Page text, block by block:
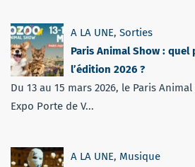
A LA UNE, Sorties
Paris Animal Show :
l’édition 2026 ?
Du 13 au 15 mars 2026, le Paris
Expo Porte de V...
A LA UNE, Musique